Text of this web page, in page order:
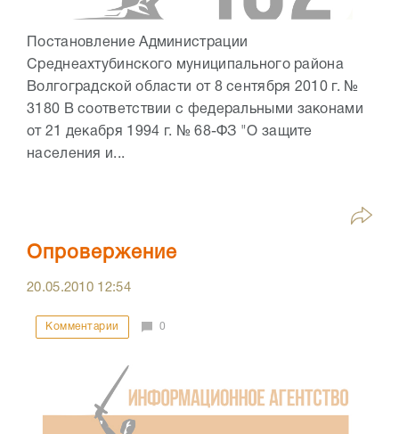
Постановление Администрации
Среднеахтубинского муниципального района
Волгоградской области от 8 сентября 2010 г. №
3180 В соответствии с федеральными законами
от 21 декабря 1994 г. № 68-ФЗ "О защите
населения и...
Опровержение
20.05.2010 12:54
Комментарии 0